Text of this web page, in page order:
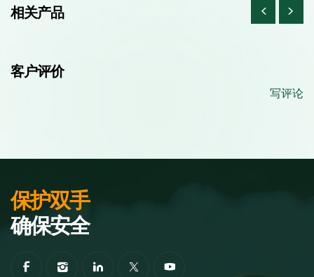
相关产品
客户评价
写评论
保护双手
确保安全